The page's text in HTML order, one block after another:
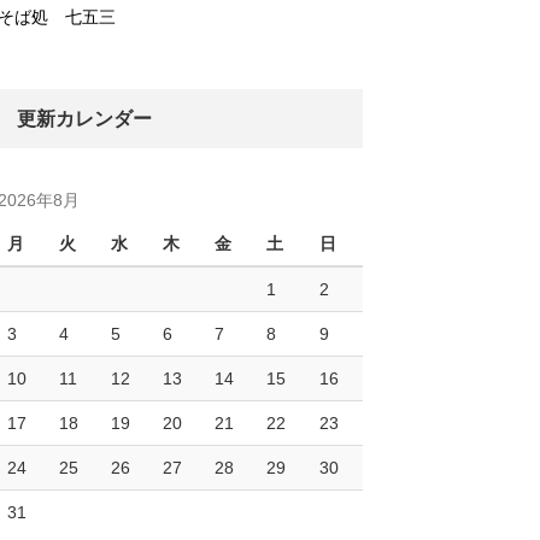
ば処 七五三
更新カレンダー
年8月
月 火 水 木 金 土 日
1 2
3 4 5 6 7 8 9
10 11 12 13 14 15 16
17 18 19 20 21 22 23
24 25 26 27 28 29 30
31